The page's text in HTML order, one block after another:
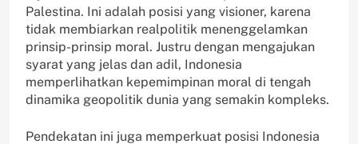
Palestina. Ini adalah posisi yang visioner, karena
tidak membiarkan realpolitik menenggelamkan
prinsip-prinsip moral. Justru dengan mengajukan
syarat yang jelas dan adil, Indonesia
memperlihatkan kepemimpinan moral di tengah
dinamika geopolitik dunia yang semakin kompleks.
Pendekatan ini juga memperkuat posisi Indonesia